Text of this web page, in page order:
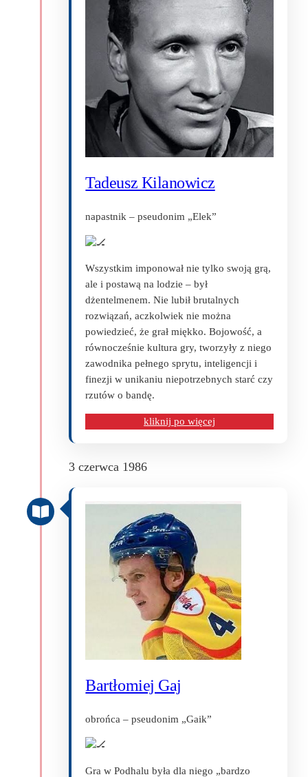
Tadeusz Kilanowicz
napastnik – pseudonim „Elek”
Wszystkim imponował nie tylko swoją grą,
ale i postawą na lodzie – był
dżentelmenem. Nie lubił brutalnych
rozwiązań, aczkolwiek nie można
powiedzieć, że grał miękko. Bojowość, a
równocześnie kultura gry, tworzyły z niego
zawodnika pełnego sprytu, inteligencji i
finezji w unikaniu niepotrzebnych starć czy
rzutów o bandę.
kliknij po więcej
3 czerwca 1986
Bartłomiej Gaj
obrońca – pseudonim „Gaik”
Gra w Podhalu była dla niego „bardzo